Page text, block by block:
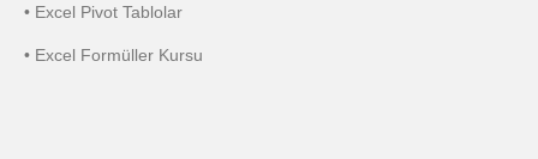
• Excel Pivot Tablolar
• Excel Formüller Kursu